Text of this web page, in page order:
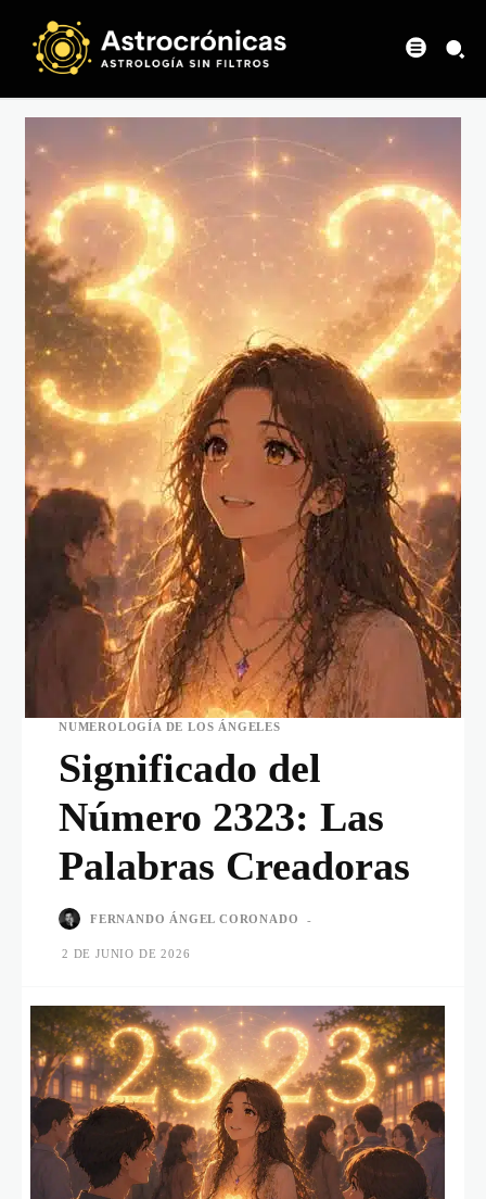
NUMEROLOGÍA DE LOS ÁNGELES
Significado del
Número 2323: Las
Palabras Creadoras
FERNANDO ÁNGEL CORONADO -
2 DE JUNIO DE 2026